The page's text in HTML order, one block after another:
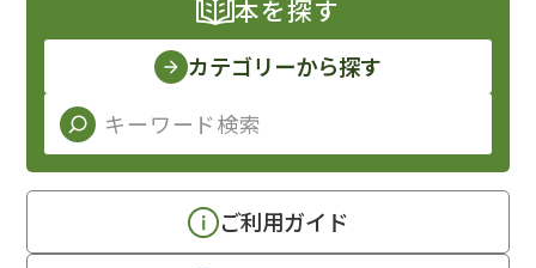
本を探す
カテゴリーから探す
ご利用ガイド